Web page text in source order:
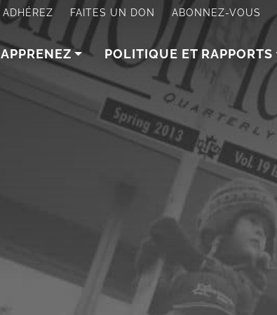
ADHÉREZ FAITES UN DON ABONNEZ-VOUS
APPRENEZ POLITIQUE ET RAPPORTS